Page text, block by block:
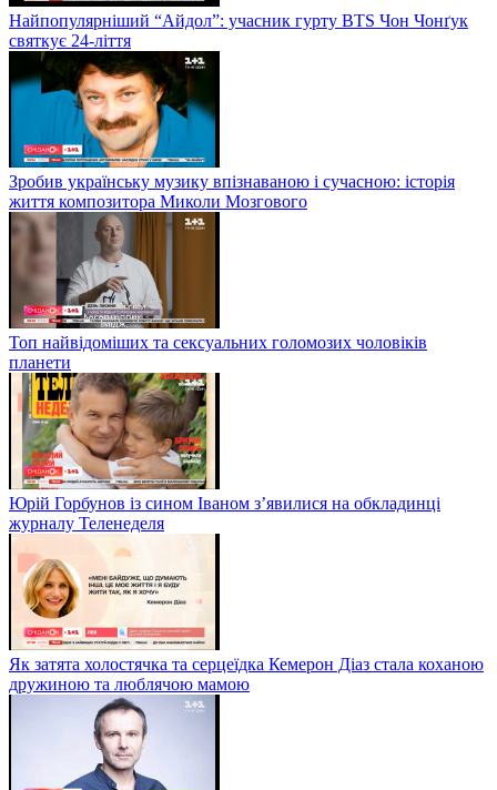
Найпопулярніший “Айдол”: учасник гурту BTS Чон Чонґук
святкує 24-ліття
Зробив українську музику впізнаваною і сучасною: історія
життя композитора Миколи Мозгового
Топ найвідоміших та сексуальних голомозих чоловіків
планети
Юрій Горбунов із сином Іваном з’явилися на обкладинці
журналу Теленеделя
Як затята холостячка та серцеїдка Кемерон Діаз стала коханою
дружиною та люблячою мамою